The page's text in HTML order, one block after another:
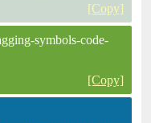
[Copy]
symbols-code-
[Copy]